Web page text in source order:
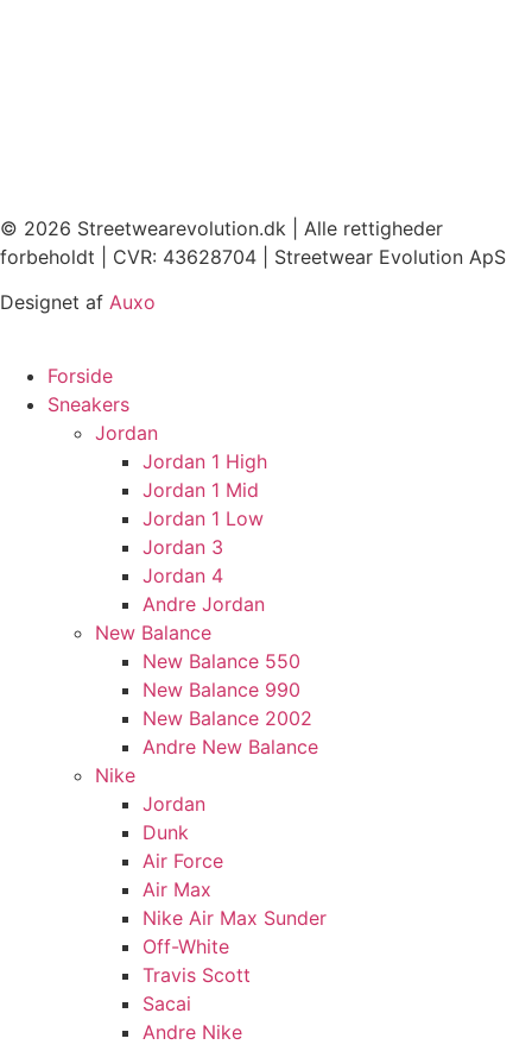
© 2026 Streetwearevolution.dk | Alle rettigheder
forbeholdt | CVR: 43628704 | Streetwear Evolution ApS
Designet af Auxo
Forside
Sneakers
Jordan
Jordan 1 High
Jordan 1 Mid
Jordan 1 Low
Jordan 3
Jordan 4
Andre Jordan
New Balance
New Balance 550
New Balance 990
New Balance 2002
Andre New Balance
Nike
Jordan
Dunk
Air Force
Air Max
Nike Air Max Sunder
Off-White
Travis Scott
Sacai
Andre Nike